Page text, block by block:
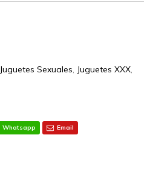
Juguetes Sexuales, Juguetes XXX,
Whatsapp Email